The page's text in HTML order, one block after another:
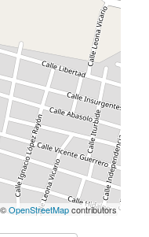
OpenStreetMapcontributors